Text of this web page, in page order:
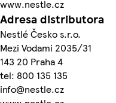
www.nestle.cz
Adresa distributora
Nestlé Česko s.r.o.
Mezi Vodami 2035/31
143 20 Praha 4
tel: 800 135 135
info@nestle.cz